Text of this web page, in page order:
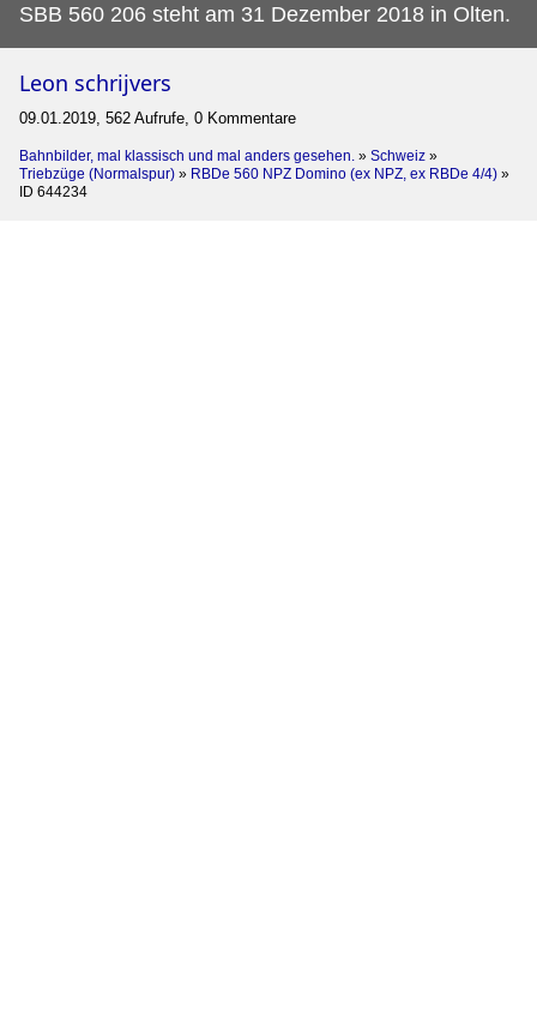
SBB 560 206 steht am 31 Dezember 2018 in Olten.
Leon schrijvers
09.01.2019, 562 Aufrufe, 0 Kommentare
Bahnbilder, mal klassisch und mal anders gesehen. » Schweiz »
Triebzüge (Normalspur) » RBDe 560 NPZ Domino (ex NPZ, ex RBDe 4/4) »
ID 644234